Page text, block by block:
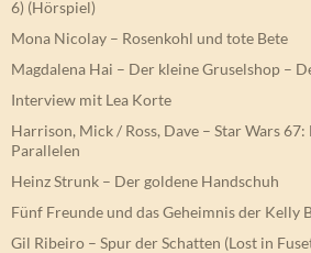
6) (Hörspiel)
Mona Nicolay – Rosenkohl und tote Bete
Magdalena Hai – Der kleine Gruselshop –
Interview mit Lea Korte
Harrison, Mick / Ross, Dave – Star Wars 67:
Parallelen
Heinz Strunk – Der goldene Handschuh
Fünf Freunde und das Geheimnis der Kelly
Gil Ribeiro – Spur der Schatten (Lost in